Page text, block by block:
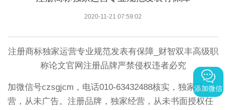
2020-11-21 07:59:02
注册商标独家运营专业规范发表有保障_财智双丰高级职
称论文官网注册品牌严禁侵权违者必究
加微信号czsgjcm ，电话010-63432488核实，独家经
营，从未广告。 注册品牌，独家经营，从未书面授权任
添加微信